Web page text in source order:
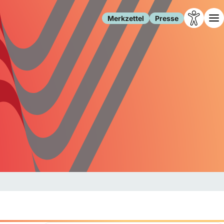
Merkzettel Presse
Leben
Familie
Freizeit
Gesundheit
Internet
Gesellschaft
Forschung
Migration
Polizei